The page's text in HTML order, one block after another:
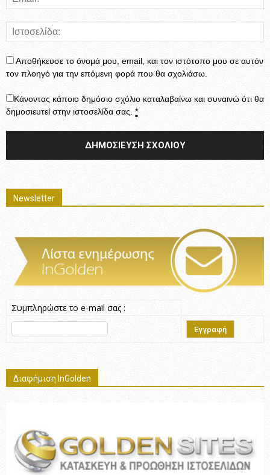
Αποθήκευσε το όνομά μου, email, και τον ιστότοπο μου σε αυτόν
τον πλοηγό για την επόμενη φορά που θα σχολιάσω.
Κάνοντας κάποιο δημόσιο σχόλιο καταλαβαίνω και συναινώ ότι θα
δημοσιευτεί στην ιστοσελίδα σας. *
Newsletter
Συμπληρώστε το e-mail σας :
Διαφήμιση InGolden